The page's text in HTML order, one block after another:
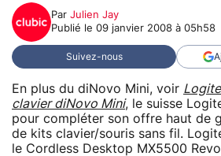
Par Julien Jay
Publié le 09 janvier 2008 à 05h58
Suivez-nous
En plus du diNovo Mini, voir
clavier diNovo Mini, le suisse
pour compléter son offre haut de
de kits clavier/souris sans fil.
le Cordless Desktop MX5500